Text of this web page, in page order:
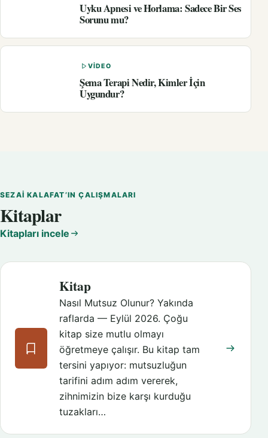
Uyku Apnesi ve Horlama: Sadece Bir Ses
Sorunu mu?
VIDEO
Şema Terapi Nedir, Kimler İçin
Uygundur?
SEZAI KALAFAT’IN ÇALIŞMALARI
Kitaplar
Kitapları incele
Kitap
Nasıl Mutsuz Olunur? Yakında
raflarda — Eylül 2026. Çoğu
kitap size mutlu olmayı
öğretmeye çalışır. Bu kitap tam
tersini yapıyor: mutsuzluğun
tarifini adım adım vererek,
zihnimizin bize karşı kurduğu
tuzakları…